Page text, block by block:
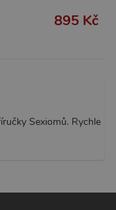
895 Kč
Sexiomů. Rychle